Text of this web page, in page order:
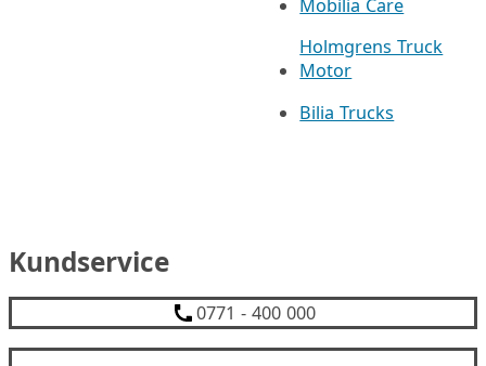
Mobilia Care
Holmgrens Truck
Motor
Bilia Trucks
Kundservice
0771 - 400 000